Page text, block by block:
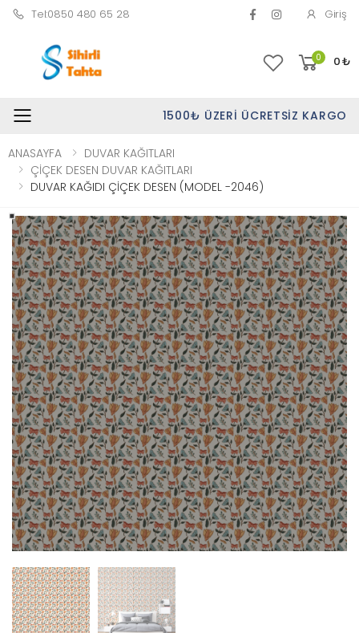
Tel:0850 480 65 28 Giriş
0 0₺
Toggle mobile menu1500₺ ÜZERI ÜCRETSIZ KARGO
ANASAYFA
DUVAR KAĞITLARI
ÇİÇEK DESEN DUVAR KAĞITLARI
DUVAR KAĞIDI ÇİÇEK DESEN (MODEL -2046)